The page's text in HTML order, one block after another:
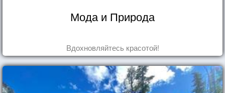
Мода и Природа
Вдохновляйтесь красотой!